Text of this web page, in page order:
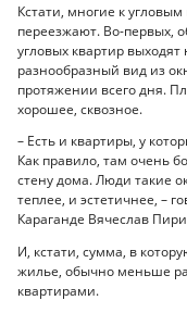
Кстати, многие к
переезжают. Во-первых,
угловых квартир
разнообразный вид из
протяжении всего дня.
хорошее, сквозное.
­– Есть и квартиры, у
Как правило, там очень
стену дома. Люди такие
теплее, и эстетичнее, –
Караганде Вячеслав
И, кстати, сумма, в
жилье, обычно меньше
квартирами.